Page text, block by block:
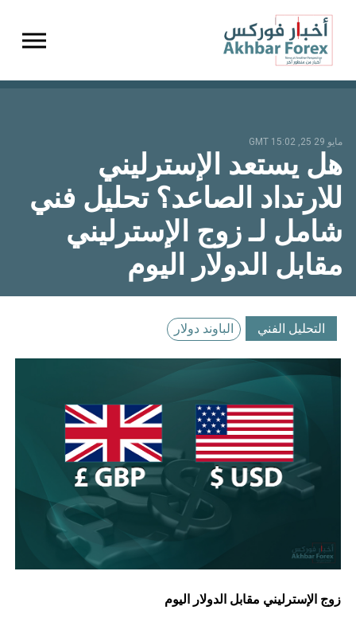
مايو 29 25, 15:02 GMT
هل يستعد الإسترليني
للارتداد الصاعد؟ تحليل فني
شامل لـ زوج الإسترليني
مقابل الدولار اليوم
التحليل الفني الباوند دولار
زوج الإسترليني مقابل الدولار اليوم